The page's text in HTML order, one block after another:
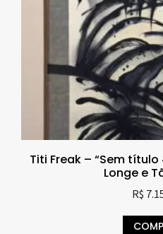
Titi Freak – “Sem
Longe e
R$